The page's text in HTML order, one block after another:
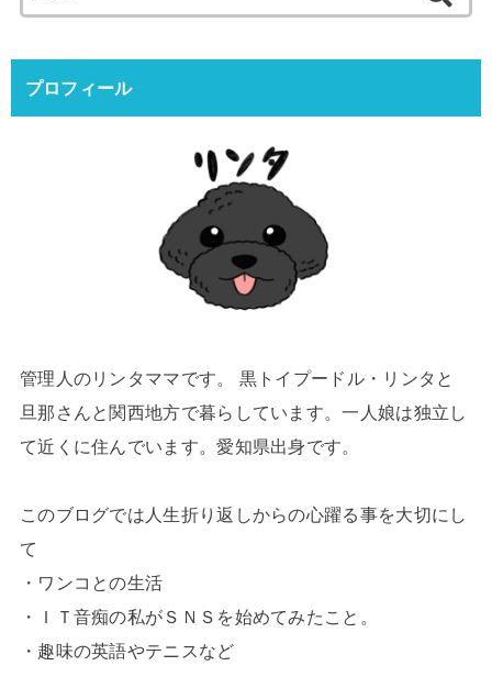
索:
プロフィール
管理人のリンタママです。 黒トイプードル・リンタと
旦那さんと関西地方で暮らしています。一人娘は独立し
て近くに住んでいます。愛知県出身です。
このブログでは人生折り返しからの心躍る事を大切にし
て
・ワンコとの生活
・ＩＴ音痴の私がＳＮＳを始めてみたこと。
・趣味の英語やテニスなど